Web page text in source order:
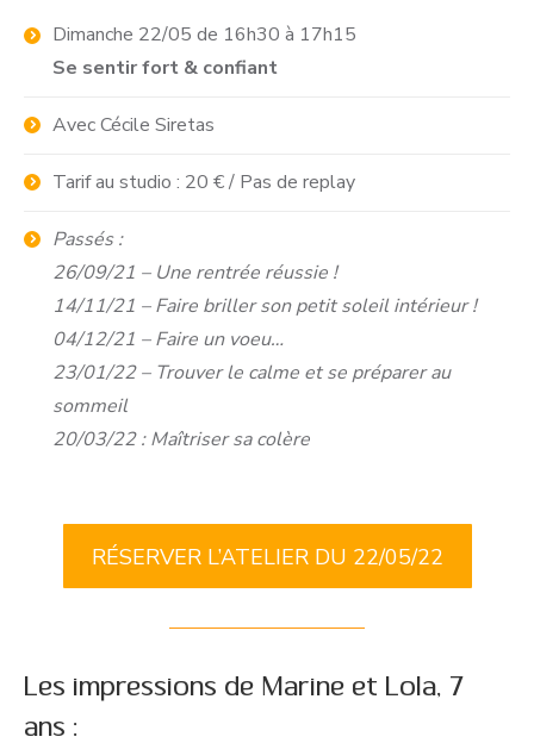
Dimanche 22/05 de 16h30 à 17h15
Se sentir fort & confiant
Avec Cécile Siretas
Tarif au studio : 20 € / Pas de replay
Passés :
26/09/21 – Une rentrée réussie !
14/11/21 – Faire briller son petit soleil intérieur !
04/12/21 – Faire un voeu…
23/01/22 – Trouver le calme et se préparer au
sommeil
20/03/22 : Maîtriser sa colère
RÉSERVER L’ATELIER DU 22/05/22
Les impressions de Marine et Lola, 7
ans :